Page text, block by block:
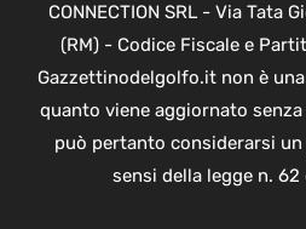
CONNECTION SRL - Via Tata
(RM) - Codice Fiscale e
Gazzettinodelgolfo.it non è
quanto viene aggiornato
può pertanto considerarsi
sensi della legge n.